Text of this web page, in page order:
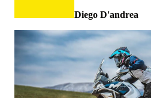
Diego D'andrea